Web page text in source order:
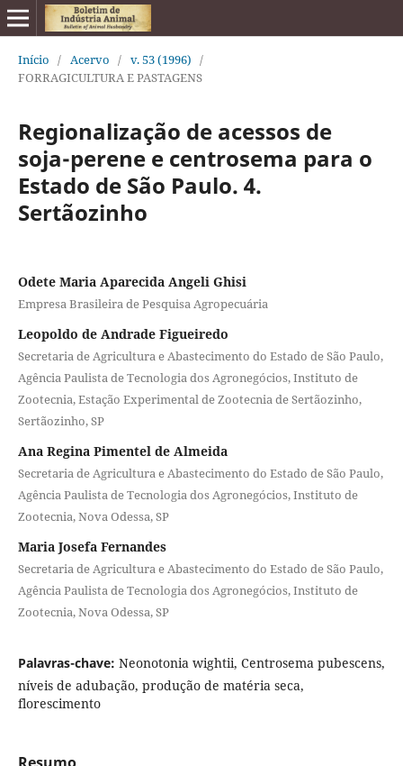
Início / Acervo / v. 53 (1996) /
FORRAGICULTURA E PASTAGENS
Regionalização de acessos de
soja-perene e centrosema para o
Estado de São Paulo. 4.
Sertãozinho
Odete Maria Aparecida Angeli Ghisi
Empresa Brasileira de Pesquisa Agropecuária
Leopoldo de Andrade Figueiredo
Secretaria de Agricultura e Abastecimento do Estado de São Paulo,
Agência Paulista de Tecnologia dos Agronegócios, Instituto de
Zootecnia, Estação Experimental de Zootecnia de Sertãozinho,
Sertãozinho, SP
Ana Regina Pimentel de Almeida
Secretaria de Agricultura e Abastecimento do Estado de São Paulo,
Agência Paulista de Tecnologia dos Agronegócios, Instituto de
Zootecnia, Nova Odessa, SP
Maria Josefa Fernandes
Secretaria de Agricultura e Abastecimento do Estado de São Paulo,
Agência Paulista de Tecnologia dos Agronegócios, Instituto de
Zootecnia, Nova Odessa, SP
Palavras-chave: Neonotonia wightii, Centrosema pubescens,
níveis de adubação, produção de matéria seca,
florescimento